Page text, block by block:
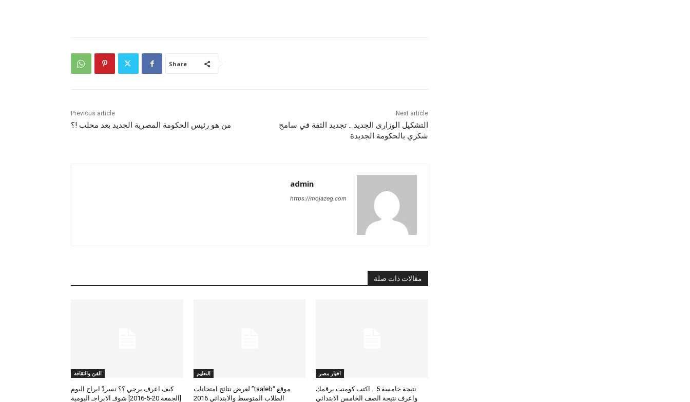
Share
Previous article
من هو رئيس الحكومة المصرية الجديد بعد محلب !؟
Next article
التشكيل الوزارى الجديد .. تجديد الثقة في سامح
شكري بالحكومة الجديدة
admin
https://mojazeg.com
مقالات ذات صلة
اخبار مصر
نتيجة خامسة 5 .. اكتب كومنت برقمك
واعرف نتيجة الصف الخامس الابتدائي
التعليم
موقع “taaleb” لعرض نتائج امتحانات
الطلاب المتوسط والابتدائي 2016
الفن والثقافة
كيف اعرف برجي ؟؟ نسردْ ابراج اليوم
[الجمعة 20-5-2016] شوفـ الابراجـ اليومية